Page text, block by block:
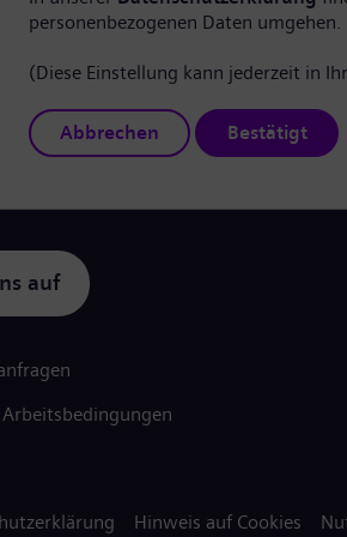
personenbezogenen Daten umgehen.
(Diese Einstellung kann jederzeit in
Abbrechen Bestätigt
auf
Hinweis auf Cookies